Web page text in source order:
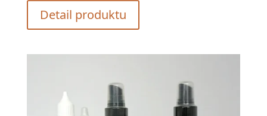
Detail produktu